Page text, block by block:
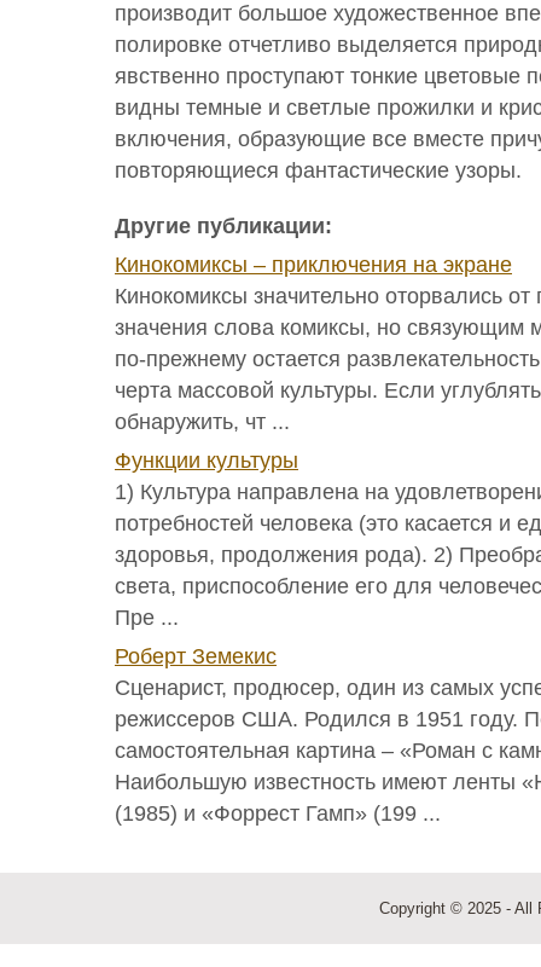
производит большое художественное
полировке отчетливо выделяется
явственно проступают тонкие цветовые
видны темные и светлые прожилки и
включения, образующие все вместе
повторяющиеся фантастические узоры.
Другие публикации:
Кинокомиксы – приключения на экране
Кинокомиксы значительно оторвались от
значения слова комиксы, но связующим
по-прежнему остается
черта массовой культуры. Если
обнаружить, чт ...
Функции культуры
1) Культура направлена на
потребностей человека (это касается и
здоровья, продолжения рода). 2)
света, приспособление его для
Пре ...
Роберт Земекис
Сценарист, продюсер, один из самых
режиссеров США. Родился в 1951 году.
самостоятельная картина – «Роман с
Наибольшую известность имеют ленты
(1985) и «Форрест Гамп» (199 ...
Copyright © 2025 - All